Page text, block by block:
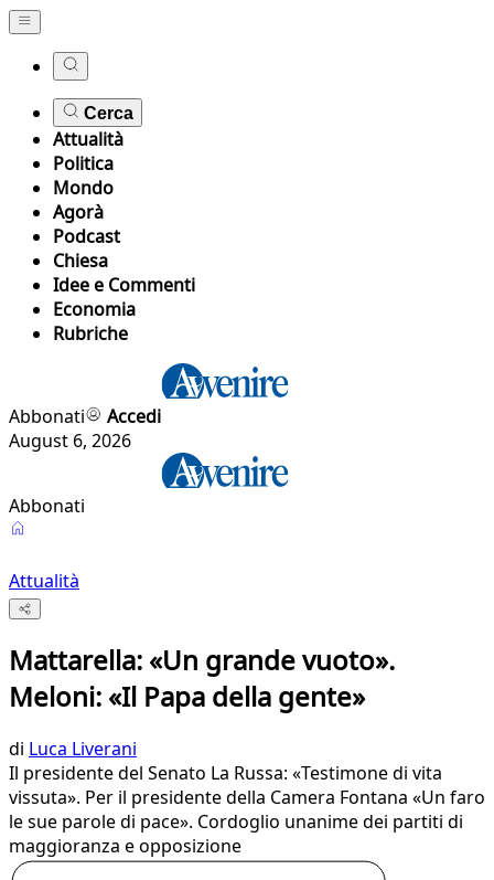
Cerca
Attualità
Politica
Mondo
Agorà
Podcast
Chiesa
Idee e Commenti
Economia
Rubriche
Abbonati
Accedi
August 6, 2026
Abbonati
Attualità
Mattarella: «Un grande vuoto».
Meloni: «Il Papa della gente»
di Luca Liverani
Il presidente del Senato La Russa: «Testimone di vita
vissuta». Per il presidente della Camera Fontana «Un faro
le sue parole di pace». Cordoglio unanime dei partiti di
maggioranza e opposizione